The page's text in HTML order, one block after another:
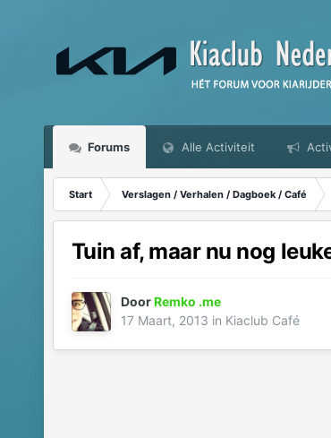
Forums Alle Activiteit
Start Verslagen / Verhalen / Dagboek / Café
Tuin af, maar nu nog
DoorRemko .me
17 Maart, 2013 in Kiaclub Café